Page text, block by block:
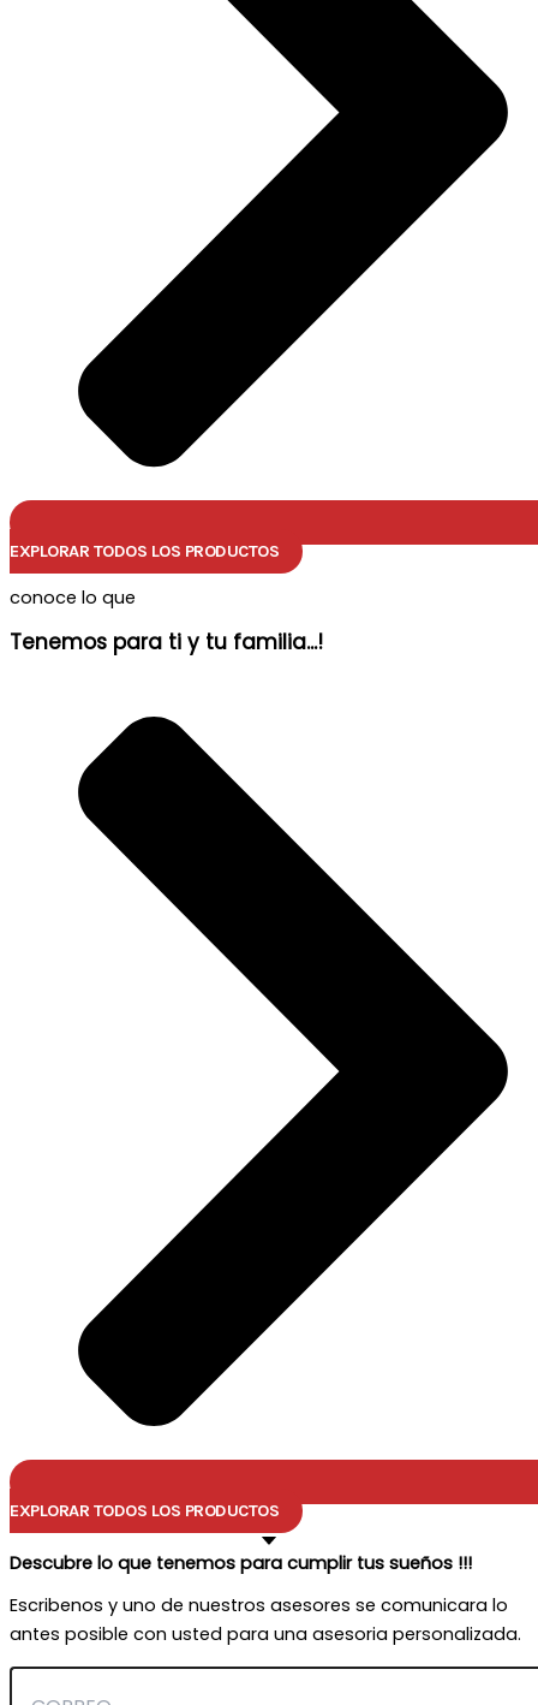
EXPLORAR TODOS LOS PRODUCTOS
conoce lo que
Tenemos para ti y tu familia...!
EXPLORAR TODOS LOS PRODUCTOS
Descubre lo que tenemos para cumplir tus sueños !!!
Escribenos y uno de nuestros asesores se comunicara lo
antes posible con usted para una asesoria personalizada.